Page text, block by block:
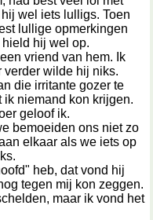
wel iets lulligs. Toen
lullige opmerkingen
hij wel op.
vriend van hem. Ik
verder wilde hij niks.
die irritante gozer te
ik niemand kon krijgen.
geloof ik.
bemoeiden ons niet zo
elkaar als we iets op
heb, dat vond hij
tegen mij kon zeggen.
maar ik vond het